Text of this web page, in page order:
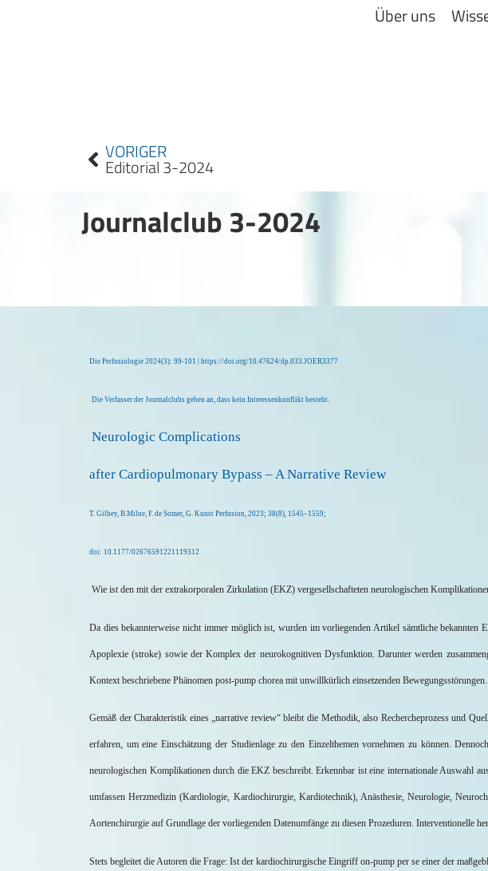
Über uns
VORIGER
Editorial 3-2024
Journalclub 3-2024
Die Perfusiologie 2024(3): 99-101 | https://doi.org/10.47624/dp.033.JOER3377
Die Verfasser der Journalclubs geben an, dass kein Interessenkonflikt besteht.
Neurologic Complications
after Cardiopulmonary Bypass – A Narrative Review
T. Gilbey, B.Milne , F. de Somer , G. Kunst Perfusion, 2023; 38(8), 1545–1559;
doi: 10.1177/02676591221119312
Wie istden mit der extrakorporalen Zirkulation (EKZ) vergesellschafteten neurologischen
Da dies bekannterweise nicht immer möglich ist, wurden im vorliegenden Artikel sämtliche
Apoplexie (stroke) sowie der Komplex der neurokognitiven Dysfunktion. Darunter werden
Kontext beschriebene Phänomen post-pump chorea mit unwillkürlich einsetzenden Bewegungsstörungen.
Gemäß der Charakteristik eines „narrative review“ bleibt die Methodik, also Rechercheprozess und
erfahren, um eine Einschätzung der Studienlage zu den Einzelthemen vornehmen zu können.
neurologischen Komplikationen durch die EKZ beschreibt. Erkennbar ist eine internationale Auswahl
umfassen Herzmedizin (Kardiologie, Kardiochirurgie, Kardiotechnik), Anästhesie, Neurologie,
Aortenchirurgie auf Grundlage der vorliegenden Datenumfänge zu diesen Prozeduren. Interventionelle
Stets begleitet die Autoren die Frage: Ist der kardiochirurgische Eingriff on-pump per se einer der